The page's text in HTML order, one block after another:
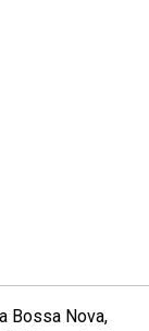
Bossa Nova,